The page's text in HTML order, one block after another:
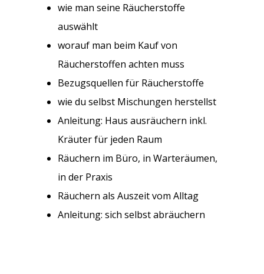
wie man seine Räucherstoffe
auswählt
worauf man beim Kauf von
Räucherstoffen achten muss
Bezugsquellen für Räucherstoffe
wie du selbst Mischungen herstellst
Anleitung: Haus ausräuchern inkl.
Kräuter für jeden Raum
Räuchern im Büro, in Warteräumen,
in der Praxis
Räuchern als Auszeit vom Alltag
Anleitung: sich selbst abräuchern